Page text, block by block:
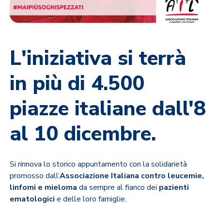
L'iniziativa si terrà
in più di 4.500
piazze italiane dall'8
al 10 dicembre.
Si rinnova lo storico appuntamento con la solidarietà
promosso dall’Associazione Italiana contro leucemie,
linfomi e mieloma da sempre al fianco dei pazienti
ematologici e delle loro famiglie.